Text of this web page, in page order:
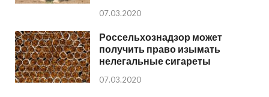
07.03.2020
Россельхознадзор может
получить право изымать
нелегальные сигареты
07.03.2020